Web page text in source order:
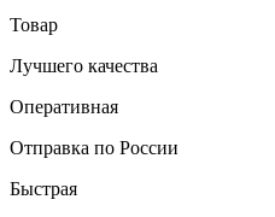
Товар
Лучшего качества
Оперативная
Отправка по России
Быстрая